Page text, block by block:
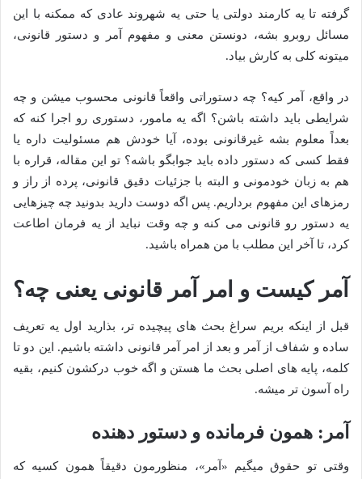
گرفته تا یه کارمند دولتی یا حتی یه شهروند عادی که ممکنه با این
مسائل روبرو بشه، دونستن معنی و مفهوم آمر و دستور قانونی،
میتونه کلی به کارش بیاد.
در واقع، آمر کیه؟ چه دستوراتی واقعاً قانونی محسوب میشن و چه
شرایطی باید داشته باشن؟ اگه یه مامور، دستوری رو اجرا کنه که
بعداً معلوم بشه غیرقانونی بوده، آیا خودش هم مسئولیت داره یا
فقط کسی که دستور داده باید جوابگو باشه؟ تو این مقاله، قراره با
هم به زبان خودمونی و البته با جزئیات دقیق قانونی، پرده از راز و
رمزهای این مفهوم برداریم. پس اگه دوست دارید بدونید چه چیزهایی
یه دستور رو قانونی می کنه و چه وقت نباید از یه فرمان اطاعت
کرد، تا آخر این مطلب با من همراه باشید.
آمر کیست و امر آمر قانونی یعنی چه؟
قبل از اینکه بریم سراغ بحث های پیچیده تر، بذارید اول یه تعریف
ساده و شفاف از آمر و بعد از امر آمر قانونی داشته باشیم. این دو تا
کلمه، پایه های اصلی بحث ما هستن و اگه خوب درکشون کنیم، بقیه
راه آسون تر میشه.
آمر: همون فرمانده و دستور دهنده
وقتی تو حقوق میگیم «آمر»، منظورمون دقیقاً همون کسیه که